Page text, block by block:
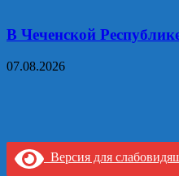
В Чеченской
07.08.2026
Версия для